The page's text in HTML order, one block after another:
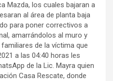
Mazda, los cuales bajaran a
al área de planta baja
para poner correctivos a
amarrándolos al muro y
de la víctima que
a las 04:40 horas les
de la Lic. Mayra quien
Casa Rescate, donde